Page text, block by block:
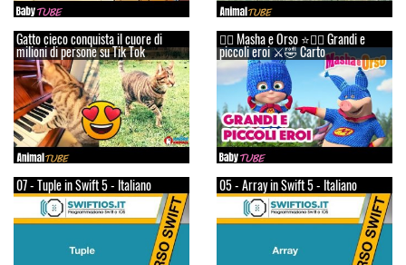
Gatto cieco conquista il cuore di
milioni di persone su Tik Tok
👱‍♀️ Masha e Orso ⭐🦸‍♀️ Grandi e
piccoli eroi ⚔️🤣 Carto
07 - Tuple in Swift 5 - Italiano 05 - Array in Swift 5 - Italiano